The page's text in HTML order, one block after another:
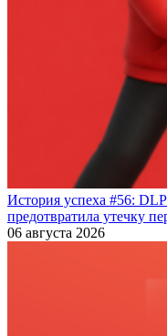
История успеха #56:
предотвратила утечку
06 августа 2026